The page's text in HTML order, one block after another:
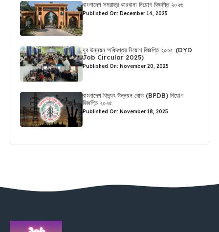
বাংলাদেশ সমরাস্ত্র কারখানা নিয়োগ বিজ্ঞপ্তি ২০২৬
Published On: December 14, 2025
যুব উন্নয়ন অধিদপ্তর নিয়োগ বিজ্ঞপ্তি ২০২৫ (DYD
Job Circular 2025)
Published On: November 20, 2025
বাংলাদেশ বিদ্যুৎ উন্নয়ন বোর্ড (BPDB) নিয়োগ
বিজ্ঞপ্তি ২০২৫
Published On: November 18, 2025